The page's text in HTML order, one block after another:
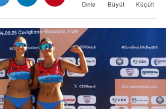
Dinle Büyüt Küçült